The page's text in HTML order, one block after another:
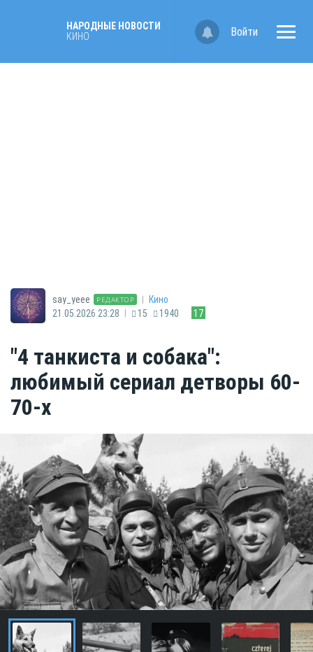
НАРОДНЫЕ НОВОСТИ
КИНО
Войти
say_yeee РЕДАКТОР |
Кино
21.05.2026 23:28 | 15 1940 17
"4 танкиста и собака":
любимый сериал детворы 60-
70-х